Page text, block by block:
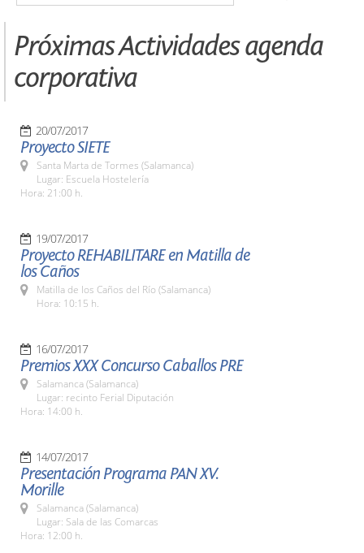
Próximas Actividades agenda
corporativa
20/07/2017
Proyecto SIETE
Santa Marta de Tormes (Salamanca)
Lugar: Escuela Hostelería
Hora: 21:00 h.
19/07/2017
Proyecto REHABILITARE en Matilla de
los Caños
Matilla de los Caños del Río (Salamanca)
Hora: 10:15 h.
16/07/2017
Premios XXX Concurso Caballos PRE
Salamanca (Salamanca)
Lugar: recinto Ferial Diputación
Hora: 14:00 h.
14/07/2017
Presentación Programa PAN XV.
Morille
Salamanca (Salamanca)
Lugar: Sala de las Comarcas
Hora: 12:00 h.